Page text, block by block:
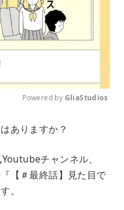
e
Powered by GliaStudios
ありますか？
チャンネル、
【＃最終話】見た目で
。